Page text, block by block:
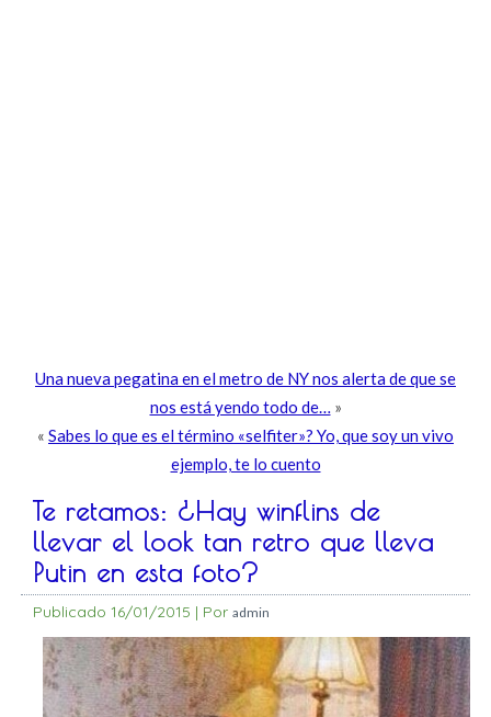
Una nueva pegatina en el metro de NY nos alerta de que se
nos está yendo todo de… »
« Sabes lo que es el término «selfiter»? Yo, que soy un vivo
ejemplo, te lo cuento
Te retamos: ¿Hay winflins de
llevar el look tan retro que lleva
Putin en esta foto?
Publicado 16/01/2015 | Por admin